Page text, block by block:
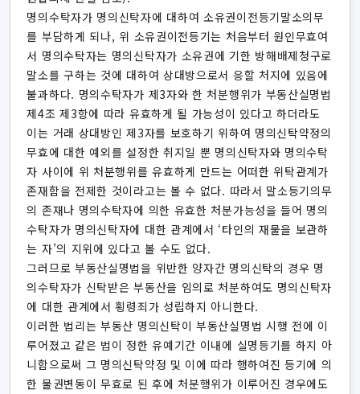
명의수탁자가 명의신탁자에 대하여 소유권이전등기말소의무
를 부담하게 되나, 위 소유권이전등기는 처음부터 원인무효여
서 명의수탁자는 명의신탁자가 소유권에 기한 방해배제청구로
말소를 구하는 것에 대하여 상대방으로서 응할 처지에 있음에
불과하다. 명의수탁자가 제3자와 한 처분행위가 부동산실명법
제4조 제3항에 따라 유효하게 될 가능성이 있다고 하더라도
이는 거래 상대방인 제3자를 보호하기 위하여 명의신탁약정의
무효에 대한 예외를 설정한 취지일 뿐 명의신탁자와 명의수탁
자 사이에 위 처분행위를 유효하게 만드는 어떠한 위탁관계가
존재함을 전제한 것이라고는 볼 수 없다. 따라서 말소등기의무
의 존재나 명의수탁자에 의한 유효한 처분가능성을 들어 명의
수탁자가 명의신탁자에 대한 관계에서 ‘타인의 재물을 보관하
는 자’의 지위에 있다고 볼 수도 없다.
그러므로 부동산실명법을 위반한 양자간 명의신탁의 경우 명
의수탁자가 신탁받은 부동산을 임의로 처분하여도 명의신탁자
에 대한 관계에서 횡령죄가 성립하지 아니한다.
이러한 법리는 부동산 명의신탁이 부동산실명법 시행 전에 이
루어졌고 같은 법이 정한 유예기간 이내에 실명등기를 하지 아
니함으로써 그 명의신탁약정 및 이에 따라 행하여진 등기에 의
한 물권변동이 무효로 된 후에 처분행위가 이루어진 경우에도